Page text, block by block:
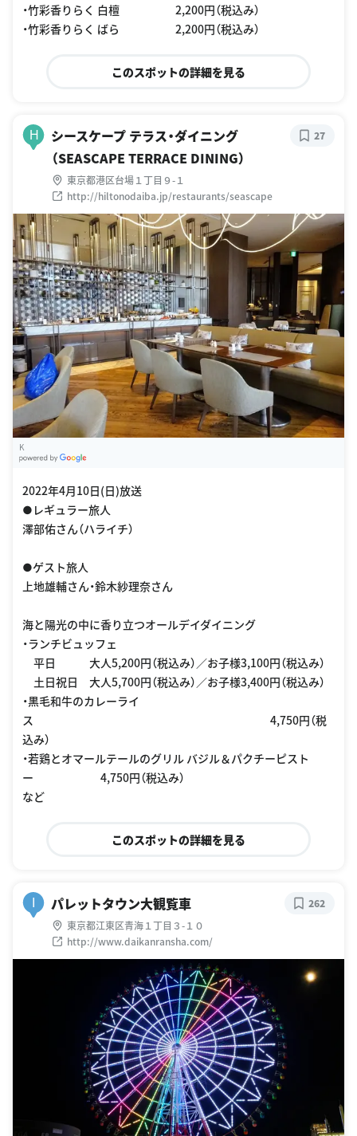
・竹彩香りらく 白檀 2,200円（税込み）
・竹彩香りらく ばら 2,200円（税込み）
このスポットの詳細を見る
H
シースケープ テラス・ダイニング
（SEASCAPE TERRACE DINING）
東京都港区台場１丁目９-１
http://hiltonodaiba.jp/restaurants/seascape
27
K
2022年4月10日(日)放送
●レギュラー旅人
澤部佑さん（ハライチ）
●ゲスト旅人
上地雄輔さん・鈴木紗理奈さん
海と陽光の中に香り立つオールデイダイニング
・ランチビュッフェ
平日 大人5,200円（税込み）／お子様3,100円（税込み）
土日祝日 大人5,700円（税込み）／お子様3,400円（税込み）
・黒毛和牛のカレーライ
ス 4,750円（税
込み）
・若鶏とオマールテールのグリル バジル＆パクチーピスト
ー 4,750円（税込み）
など
このスポットの詳細を見る
I パレットタウン大観覧車
東京都江東区青海１丁目３-１０
http://www.daikanransha.com/
262